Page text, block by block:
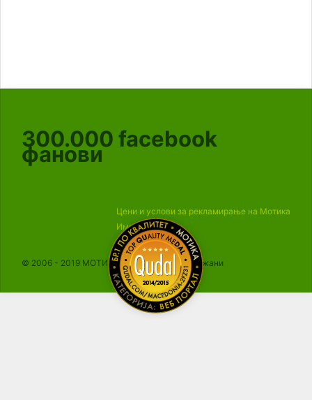
300.000 facebook
фанови
Цени и услови за рекламирање на Мотика
Импресум
© 2006 - 2019 МОТИКА, Сите права се задржани